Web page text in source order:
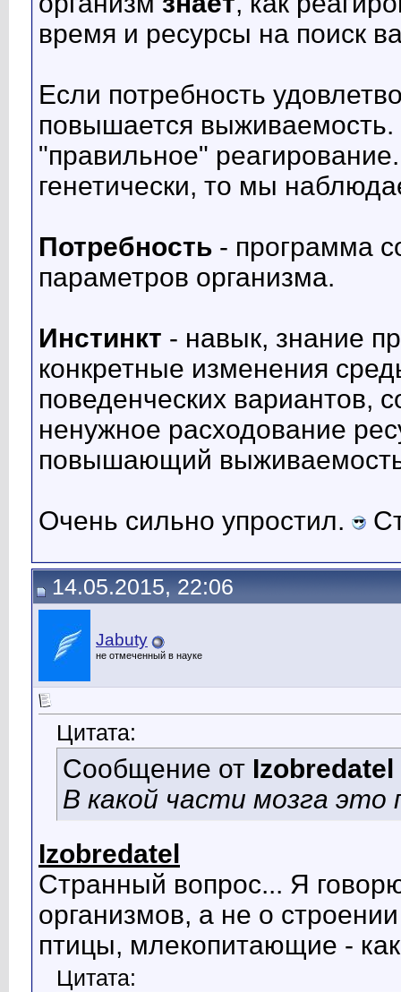
время и ресурсы на поиск
Если потребность
повышается выживаемость.
"правильное"
генетически, то мы
Потребность - программа
параметров организма.
Инстинкт - навык, знание
конкретные изменения
поведенческих вариантов,
ненужное расходование
повышающий
Очень сильно упростил.
14.05.2015, 22:06
Jabuty
не отмеченный в науке
Цитата:
Сообщение от Izobredatel
В какой части мозга
Izobredatel
Странный вопрос... Я
организмов, а не о
птицы, млекопитающие -
Цитата: